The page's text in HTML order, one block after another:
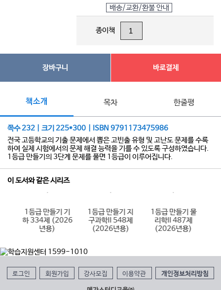
배송/교환/환불 안내
종이책
장바구니 바로결제
책소개 목차 한줄평
쪽수 232 | 크기 225*300 | ISBN 9791173475986
전국 고등학교의 기출 문제에서 뽑은 고빈출 유형 및 고난도 문제를 수록
하여 실제 시험에서의 문제 해결 능력을 기를 수 있도록 구성하였습니다.
1등급 만들기의 3단계 문제를 풀면 1등급이 이루어집니다.
이 도서와 같은 시리즈
1등급 만들기 기
하 334제 (2026
년용)
1등급 만들기 지
구과학II 548제
(2026년용)
1등급 만들기 물
리학II 487제
(2026년용)
로그인 회원가입 강사모집 이용약관 개인정보처리방침